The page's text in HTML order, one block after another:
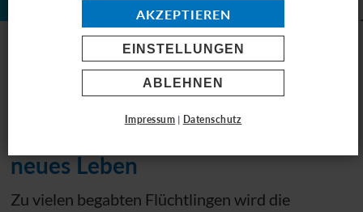
AKZEPTIEREN
EINSTELLUNGEN
ABLEHNEN
Impressum | Datenschutz
Class of 2025
neues Leben
Zu vielen begabten Flüchtlingen wird die